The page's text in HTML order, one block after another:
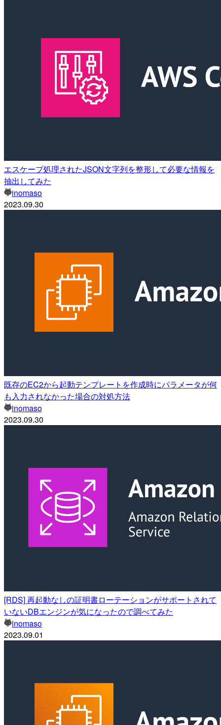
エスケープ処理されたJSON文字列を整形して必要な情報を
抽出してみた
inomaso
2023.09.30
既存のEC2から起動テンプレートを作成時にパラメータが何
も入力されなかった場合の対処方法
inomaso
2023.09.30
[RDS] 再起動なしの証明書ローテーションがサポートされて
いないDBエンジンが気になったので調べてみた
inomaso
2023.09.01